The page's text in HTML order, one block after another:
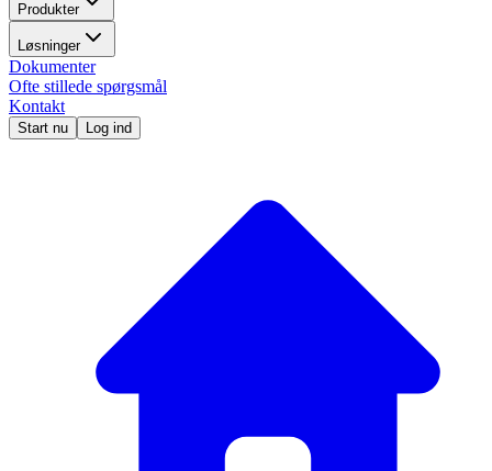
Produkter
Løsninger
Dokumenter
Ofte stillede spørgsmål
Kontakt
Start nu Log ind